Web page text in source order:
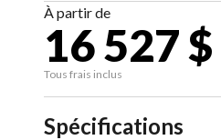
À partir de
16 527 $
Tous frais inclus
Spécifications